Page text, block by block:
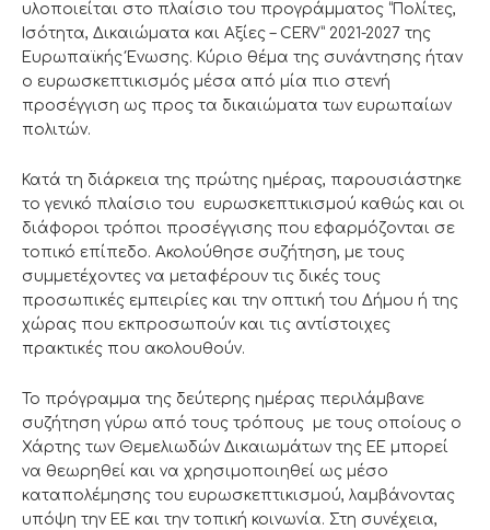
υλοποιείται στο πλαίσιο του προγράμματος “Πολίτες,
Ισότητα, Δικαιώματα και Αξίες – CERV” 2021-2027 της
Ευρωπαϊκής Ένωσης. Κύριο θέμα της συνάντησης ήταν
ο ευρωσκεπτικισμός μέσα από μία πιο στενή
προσέγγιση ως προς τα δικαιώματα των ευρωπαίων
πολιτών.
Κατά τη διάρκεια της πρώτης ημέρας, παρουσιάστηκε
το γενικό πλαίσιο του ευρωσκεπτικισμού καθώς και οι
διάφοροι τρόποι προσέγγισης που εφαρμόζονται σε
τοπικό επίπεδο. Ακολούθησε συζήτηση, με τους
συμμετέχοντες να μεταφέρουν τις δικές τους
προσωπικές εμπειρίες και την οπτική του Δήμου ή της
χώρας που εκπροσωπούν και τις αντίστοιχες
πρακτικές που ακολουθούν.
Το πρόγραμμα της δεύτερης ημέρας περιλάμβανε
συζήτηση γύρω από τους τρόπους με τους οποίους ο
Χάρτης των Θεμελιωδών Δικαιωμάτων της ΕΕ μπορεί
να θεωρηθεί και να χρησιμοποιηθεί ως μέσο
καταπολέμησης του ευρωσκεπτικισμού, λαμβάνοντας
υπόψη την ΕΕ και την τοπική κοινωνία. Στη συνέχεια,